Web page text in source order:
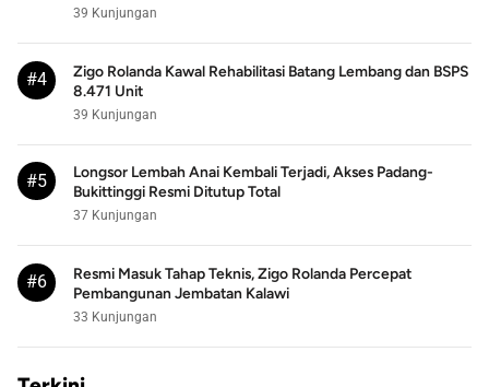
39 Kunjungan
#4
Zigo Rolanda Kawal Rehabilitasi Batang Lembang dan BSPS
8.471 Unit
39 Kunjungan
#5
Longsor Lembah Anai Kembali Terjadi, Akses Padang-
Bukittinggi Resmi Ditutup Total
37 Kunjungan
#6
Resmi Masuk Tahap Teknis, Zigo Rolanda Percepat
Pembangunan Jembatan Kalawi
33 Kunjungan